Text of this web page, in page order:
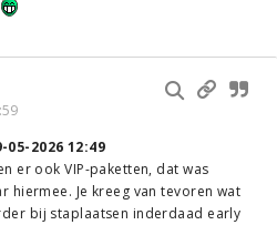
05-2026 12:49
er ook VIP-paketten, dat was
hiermee. Je kreeg van tevoren wat
bij staplaatsen inderdaad early